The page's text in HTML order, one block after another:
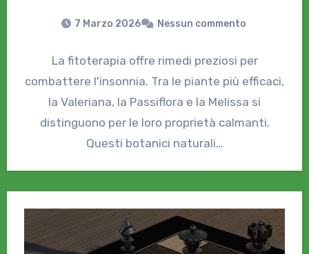
7 Marzo 2026 Nessun commento
La fitoterapia offre rimedi preziosi per
combattere l'insonnia. Tra le piante più efficaci,
la Valeriana, la Passiflora e la Melissa si
distinguono per le loro proprietà calmanti.
Questi botanici naturali…